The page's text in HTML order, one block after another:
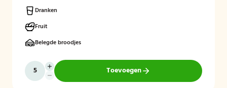
Dranken
Fruit
Belegde broodjes
Toevoegen